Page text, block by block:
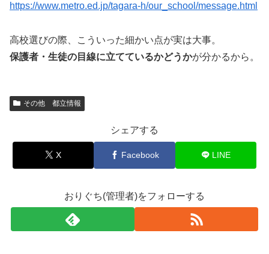
https://www.metro.ed.jp/tagara-h/our_school/message.html
高校選びの際、こういった細かい点が実は大事。
保護者・生徒の目線に立てているかどうかが分かるから。
その他 都立情報
シェアする
X Facebook LINE
おりぐち(管理者)をフォローする